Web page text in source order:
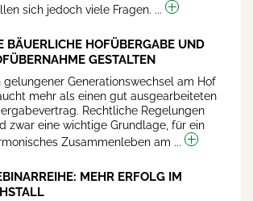
sich jedoch viele Fragen. ...
BÄUERLICHE HOFÜBERGABE UND
GESTALTEN
gelungener Generationswechsel am Hof
mehr als einen gut ausgearbeiteten
Rechtliche Regelungen
zwar eine wichtige Grundlage, für ein
Zusammenleben am ...
MEHR ERFOLG IM